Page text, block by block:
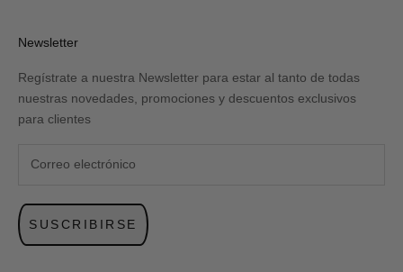
Newsletter
Regístrate a nuestra Newsletter para estar al tanto de todas
nuestras novedades, promociones y descuentos exclusivos
para clientes
SUSCRIBIRSE